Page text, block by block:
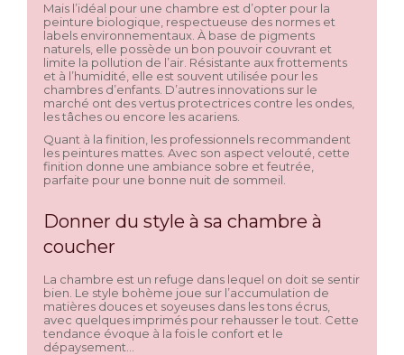
Mais l’idéal pour une chambre est d’opter pour la
peinture biologique, respectueuse des normes et
labels environnementaux. À base de pigments
naturels, elle possède un bon pouvoir couvrant et
limite la pollution de l’air. Résistante aux frottements
et à l’humidité, elle est souvent utilisée pour les
chambres d’enfants. D’autres innovations sur le
marché ont des vertus protectrices contre les ondes,
les tâches ou encore les acariens.
Quant à la finition, les professionnels recommandent
les peintures mattes. Avec son aspect velouté, cette
finition donne une ambiance sobre et feutrée,
parfaite pour une bonne nuit de sommeil.
Donner du style à sa chambre à
coucher
La chambre est un refuge dans lequel on doit se sentir
bien. Le style bohème joue sur l’accumulation de
matières douces et soyeuses dans les tons écrus,
avec quelques imprimés pour rehausser le tout. Cette
tendance évoque à la fois le confort et le
dépaysement…